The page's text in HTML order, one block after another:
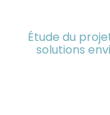
Étude du
solutions